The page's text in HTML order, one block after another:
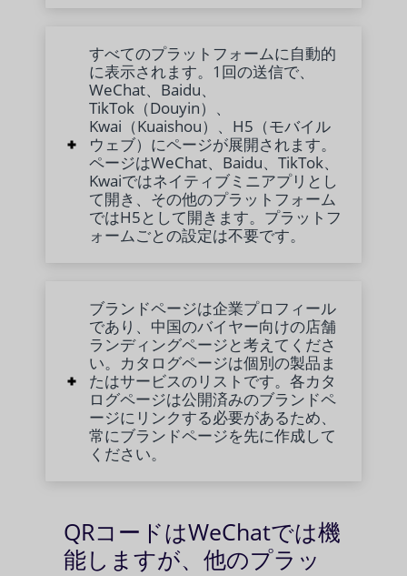
すべてのプラットフォームに自動的
に表示されます。1回の送信で、
WeChat、Baidu、
TikTok（Douyin）、
Kwai（Kuaishou）、H5（モバイル
ウェブ）にページが展開されます。
ページはWeChat、Baidu、TikTok、
Kwaiではネイティブミニアプリとし
て開き、その他のプラットフォーム
ではH5として開きます。プラットフ
ォームごとの設定は不要です。
ブランドページは企業プロフィール
であり、中国のバイヤー向けの店舗
ランディングページと考えてくださ
い。カタログページは個別の製品ま
たはサービスのリストです。各カタ
ログページは公開済みのブランドペ
ージにリンクする必要があるため、
常にブランドページを先に作成して
ください。
QRコードはWeChatでは機
能しますが、他のプラッ